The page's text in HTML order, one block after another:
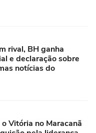
rival, BH ganha
e declaração sobre
notícias do
Vitória no Maracanã